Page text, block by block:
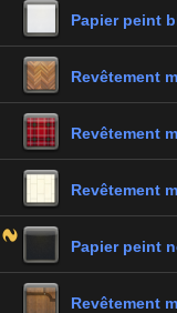
Papier peint
Revêtement
Revêtement
Revêtement
Papier peint
Revêtement